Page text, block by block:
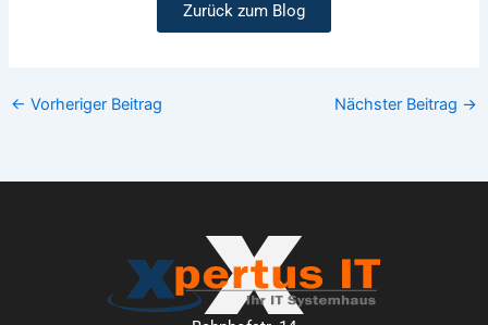
Zurück zum Blog
← Vorheriger Beitrag Nächster Beitrag →